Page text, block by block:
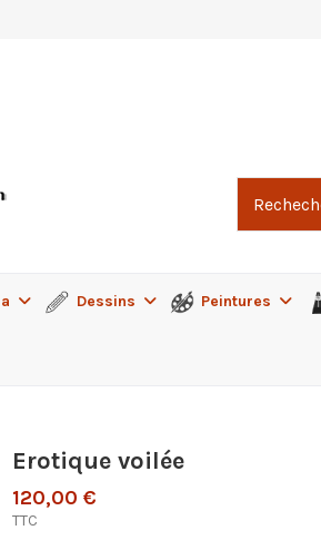
Dessins Peintures
Erotique voilée
120,00 €
TTC